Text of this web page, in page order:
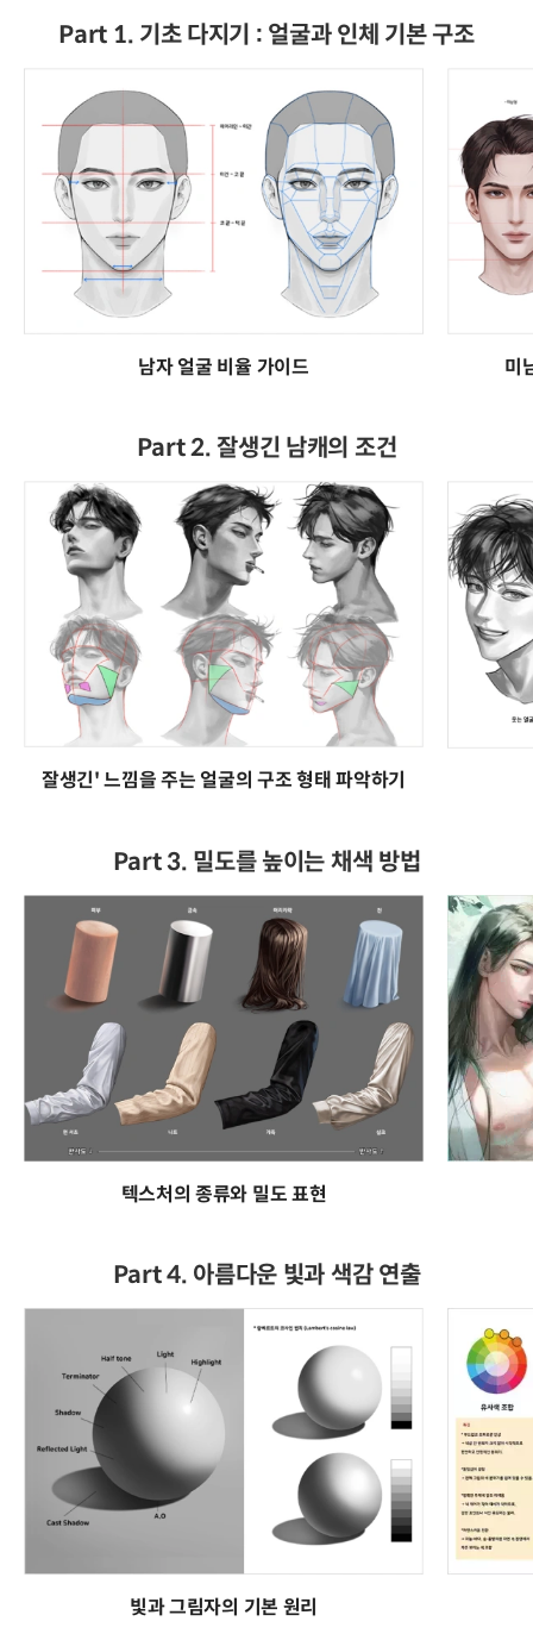
Part 1. 기초 다지기 : 얼굴과 인체 기본 구조
남자 얼굴 비율 가이드 미
Part 2. 잘생긴 남캐의 조건
잘생긴' 느낌을 주는 얼굴의 구조 형태 파악하기
Part 3. 밀도를 높이는 채색 방법
텍스처의 종류와 밀도 표현
Part 4. 아름다운 빛과 색감 연출
빛과 그림자의 기본 원리